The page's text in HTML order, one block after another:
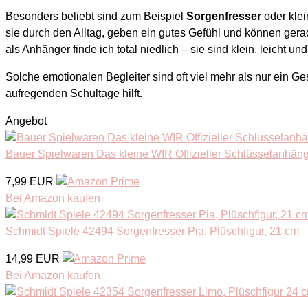
Besonders beliebt sind zum Beispiel Sorgenfresser oder
sie durch den Alltag, geben ein gutes Gefühl und können
als Anhänger finde ich total niedlich – sie sind klein, leicht
Solche emotionalen Begleiter sind oft viel mehr als nur ein
aufregenden Schultage hilft.
Angebot
Bauer Spielwaren Das kleine WIR Offizieller
7,99 EUR
Bei Amazon kaufen
Schmidt Spiele 42494 Sorgenfresser Pia, Plüschfigur, 21 cm
14,99 EUR
Bei Amazon kaufen